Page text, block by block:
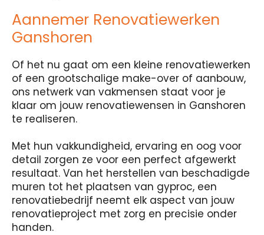
Aannemer Renovatiewerken
Ganshoren
Of het nu gaat om een kleine renovatiewerken
of een grootschalige make-over of aanbouw,
ons netwerk van vakmensen staat voor je
klaar om jouw renovatiewensen in Ganshoren
te realiseren.
Met hun vakkundigheid, ervaring en oog voor
detail zorgen ze voor een perfect afgewerkt
resultaat. Van het herstellen van beschadigde
muren tot het plaatsen van gyproc, een
renovatiebedrijf neemt elk aspect van jouw
renovatieproject met zorg en precisie onder
handen.